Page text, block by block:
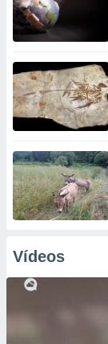
Vídeos